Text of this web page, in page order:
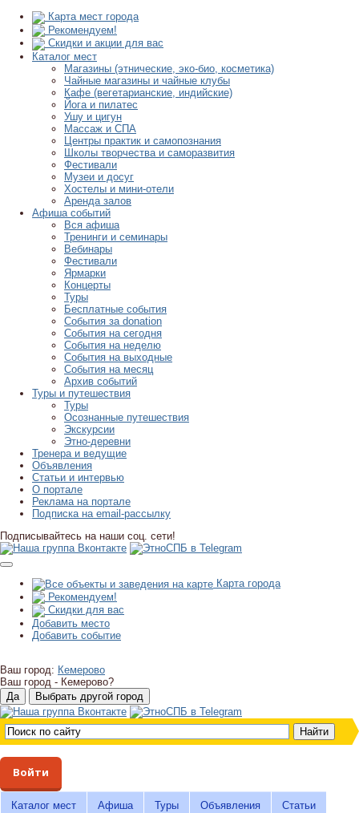
Карта мест города
Рекомендуем!
Скидки и акции для вас
Каталог мест
Магазины (этнические, эко-био, косметика)
Чайные магазины и чайные клубы
Кафе (вегетарианские, индийские)
Йога и пилатес
Ушу и цигун
Массаж и СПА
Центры практик и самопознания
Школы творчества и саморазвития
Фестивали
Музеи и досуг
Хостелы и мини-отели
Аренда залов
Афиша событий
Вся афиша
Тренинги и семинары
Вебинары
Фестивали
Ярмарки
Концерты
Туры
Бесплатные события
События за donation
События на сегодня
События на неделю
События на выходные
События на месяц
Архив событий
Туры и путешествия
Туры
Осознанные путешествия
Экскурсии
Этно-деревни
Тренера и ведущие
Объявления
Статьи и интервью
О портале
Реклама на портале
Подписка на email-рассылку
Подписывайтесь на наши соц. сети!
Карта города
Рекомендуем!
Скидки для вас
Добавить место
Добавить событие
Ваш город: Кемерово
Ваш город - Кемерово?
Войти
Каталог мест Афиша Туры Объявления Статьи